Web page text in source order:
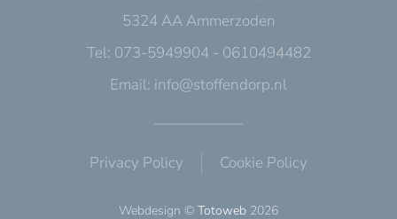
5324 AA Ammerzoden
Tel: 073-5949904 - 0610494482
Email: info@stoffendorp.nl
Privacy Policy Cookie Policy
Webdesign © Totoweb 2026